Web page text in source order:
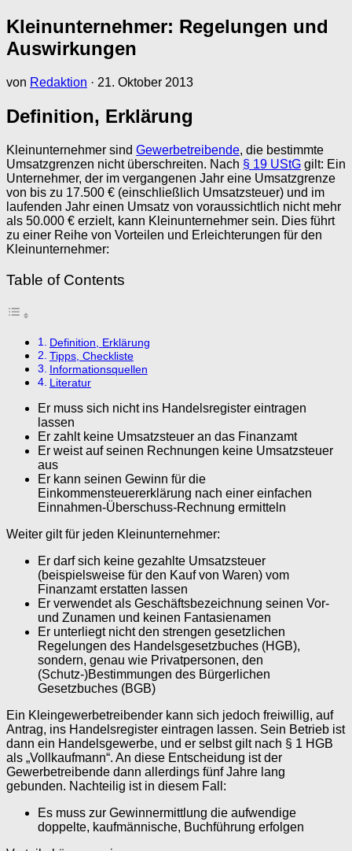
Kleinunternehmer: Regelungen und
Auswirkungen
von Redaktion · 21. Oktober 2013
Definition, Erklärung
Kleinunternehmer sind Gewerbetreibende, die bestimmte
Umsatzgrenzen nicht überschreiten. Nach § 19 UStG gilt: Ein
Unternehmer, der im vergangenen Jahr eine Umsatzgrenze
von bis zu 17.500 € (einschließlich Umsatzsteuer) und im
laufenden Jahr einen Umsatz von voraussichtlich nicht mehr
als 50.000 € erzielt, kann Kleinunternehmer sein. Dies führt
zu einer Reihe von Vorteilen und Erleichterungen für den
Kleinunternehmer:
Table of Contents
Definition, Erklärung
Tipps, Checkliste
Informationsquellen
Literatur
Er muss sich nicht ins Handelsregister eintragen
lassen
Er zahlt keine Umsatzsteuer an das Finanzamt
Er weist auf seinen Rechnungen keine Umsatzsteuer
aus
Er kann seinen Gewinn für die
Einkommensteuererklärung nach einer einfachen
Einnahmen-Überschuss-Rechnung ermitteln
Weiter gilt für jeden Kleinunternehmer:
Er darf sich keine gezahlte Umsatzsteuer
(beispielsweise für den Kauf von Waren) vom
Finanzamt erstatten lassen
Er verwendet als Geschäftsbezeichnung seinen Vor-
und Zunamen und keinen Fantasienamen
Er unterliegt nicht den strengen gesetzlichen
Regelungen des Handelsgesetzbuches (HGB),
sondern, genau wie Privatpersonen, den
(Schutz-)Bestimmungen des Bürgerlichen
Gesetzbuches (BGB)
Ein Kleingewerbetreibender kann sich jedoch freiwillig, auf
Antrag, ins Handelsregister eintragen lassen. Sein Betrieb ist
dann ein Handelsgewerbe, und er selbst gilt nach § 1 HGB
als „Vollkaufmann“. An diese Entscheidung ist der
Gewerbetreibende dann allerdings fünf Jahre lang
gebunden. Nachteilig ist in diesem Fall:
Es muss zur Gewinnermittlung die aufwendige
doppelte, kaufmännische, Buchführung erfolgen